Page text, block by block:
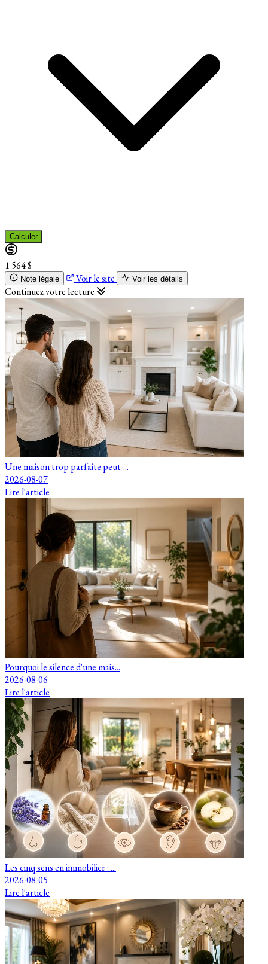
Calculer
1 564 $
Note légale Voir le site Voir les détails
Continuez votre lecture
Une maison trop parfaite peut-...
2026-08-07
Lire l'article
Pourquoi le silence d'une mais...
2026-08-06
Lire l'article
Les cinq sens en immobilier : ...
2026-08-05
Lire l'article